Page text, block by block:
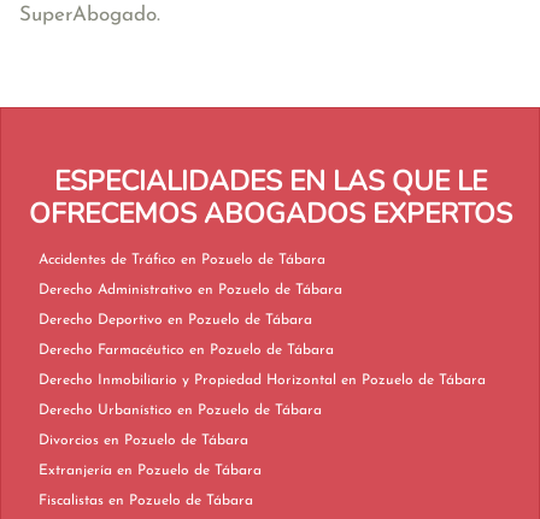
SuperAbogado.
ESPECIALIDADES EN LAS QUE LE
OFRECEMOS ABOGADOS EXPERTOS
Accidentes de Tráfico en Pozuelo de Tábara
Derecho Administrativo en Pozuelo de Tábara
Derecho Deportivo en Pozuelo de Tábara
Derecho Farmacéutico en Pozuelo de Tábara
Derecho Inmobiliario y Propiedad Horizontal en Pozuelo de Tábara
Derecho Urbanístico en Pozuelo de Tábara
Divorcios en Pozuelo de Tábara
Extranjería en Pozuelo de Tábara
Fiscalistas en Pozuelo de Tábara